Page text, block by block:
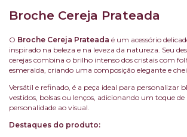
Broche Cereja Prateada
O Broche Cereja Prateada é um acessório
inspirado na beleza e na leveza da natureza. Seu
cerejas combina o brilho intenso dos cristais com
esmeralda, criando uma composição elegante e
Versátil e refinado, é a peça ideal para personalizar
vestidos, bolsas ou lenços, adicionando um toque
personalidade ao visual.
Destaques do produto: